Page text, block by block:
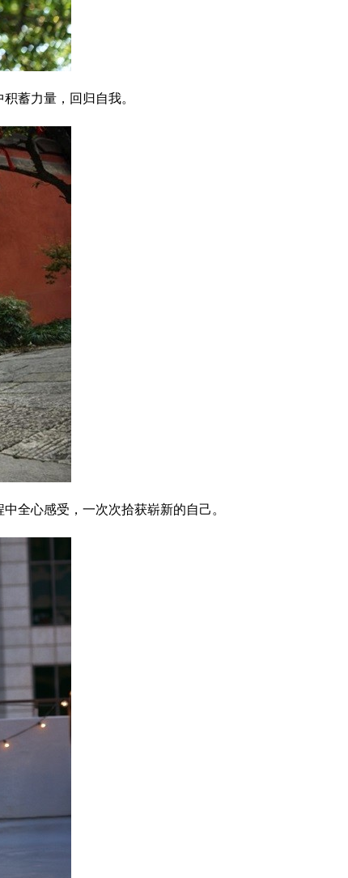
蓄力量，回归自我。
全心感受，一次次拾获崭新的自己。